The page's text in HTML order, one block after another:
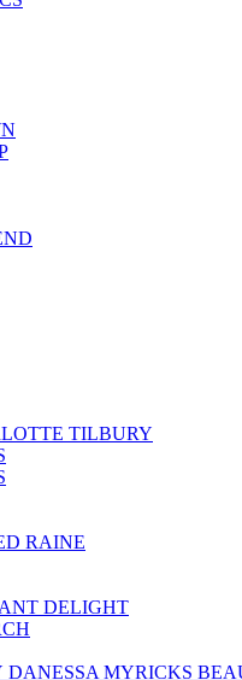
TILBURY
RAINE
DELIGHT
DANESSA MYRICKS